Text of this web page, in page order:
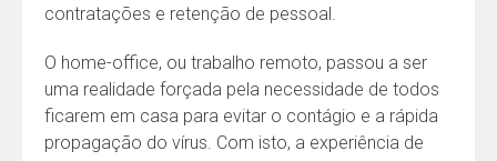
contratações e retenção de pessoal.
O home-office, ou trabalho remoto, passou a ser
uma realidade forçada pela necessidade de todos
ficarem em casa para evitar o contágio e a rápida
propagação do vírus. Com isto, a experiência de